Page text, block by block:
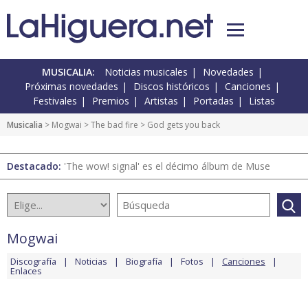
MUSICALIA: Noticias musicales
Novedades
Próximas novedades
Discos históricos
Canciones
Festivales
Premios Artistas Portadas Listas
Musicalia > Mogwai >The bad fire > God gets you back
Destacado: 'The wow! signal' es el décimo álbum de Muse
Mogwai
Discografía Noticias Biografía Fotos Canciones
Enlaces